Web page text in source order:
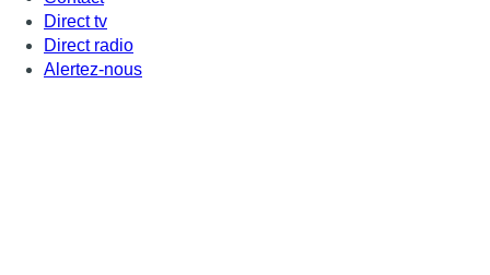
Direct tv
Direct radio
Alertez-nous